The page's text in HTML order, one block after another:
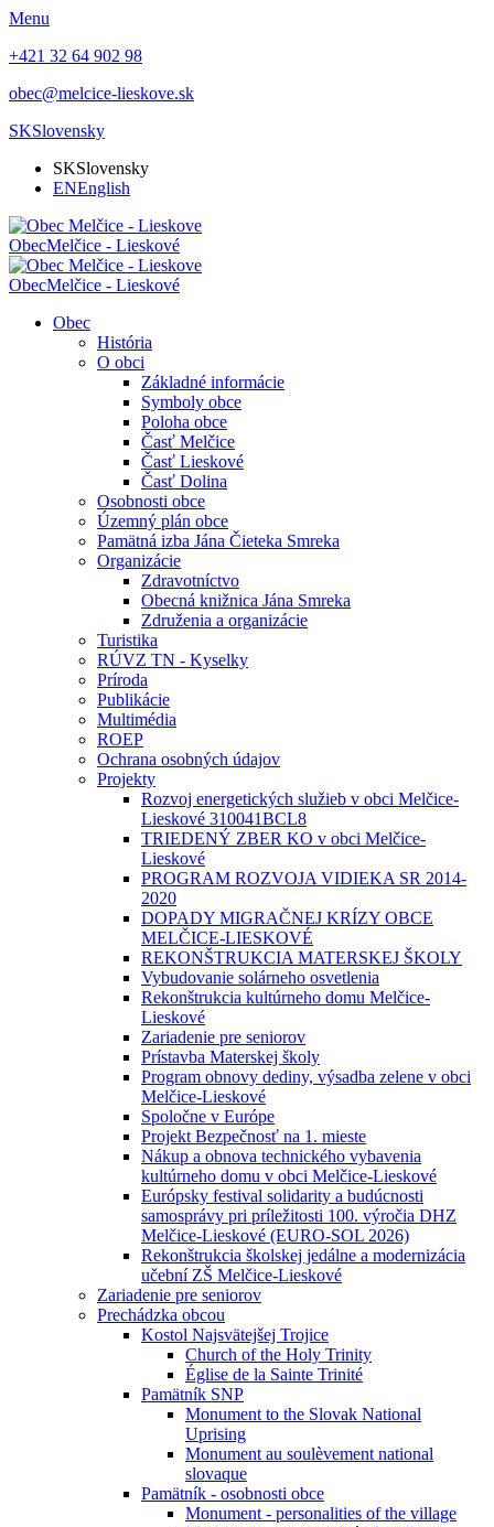
Menu
+421 32 64 902 98
obec@melcice-lieskove.sk
SKSlovensky
SKSlovensky
ENEnglish
ObecMelčice - Lieskové
ObecMelčice - Lieskové
Obec
História
O obci
Základné informácie
Symboly obce
Poloha obce
Časť Melčice
Časť Lieskové
Časť Dolina
Osobnosti obce
Územný plán obce
Pamätná izba Jána Čieteka Smreka
Organizácie
Zdravotníctvo
Obecná knižnica Jána Smreka
Združenia a organizácie
Turistika
RÚVZ TN - Kyselky
Príroda
Publikácie
Multimédia
ROEP
Ochrana osobných údajov
Projekty
Rozvoj energetických služieb v obci Melčice-
Lieskové 310041BCL8
TRIEDENÝ ZBER KO v obci Melčice-
Lieskové
PROGRAM ROZVOJA VIDIEKA SR 2014-
2020
DOPADY MIGRAČNEJ KRÍZY OBCE
MELČICE-LIESKOVÉ
REKONŠTRUKCIA MATERSKEJ ŠKOLY
Vybudovanie solárneho osvetlenia
Rekonštrukcia kultúrneho domu Melčice-
Lieskové
Zariadenie pre seniorov
Prístavba Materskej školy
Program obnovy dediny, výsadba zelene v obci
Melčice-Lieskové
Spoločne v Európe
Projekt Bezpečnosť na 1. mieste
Nákup a obnova technického vybavenia
kultúrneho domu v obci Melčice-Lieskové
Európsky festival solidarity a budúcnosti
samosprávy pri príležitosti 100. výročia DHZ
Melčice-Lieskové (EURO-SOL 2026)
Rekonštrukcia školskej jedálne a modernizácia
učební ZŠ Melčice-Lieskové
Zariadenie pre seniorov
Prechádzka obcou
Kostol Najsvätejšej Trojice
Church of the Holy Trinity
Église de la Sainte Trinité
Pamätník SNP
Monument to the Slovak National
Uprising
Monument au soulèvement national
slovaque
Pamätník - osobnosti obce
Monument - personalities of the village